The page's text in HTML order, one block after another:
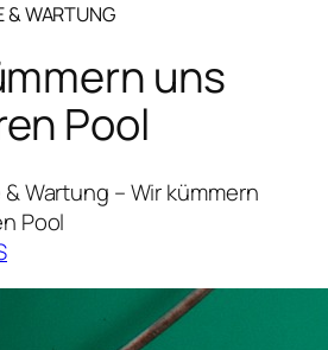
& WARTUNG
uns
Pool
Wartung – Wir kümmern
Pool